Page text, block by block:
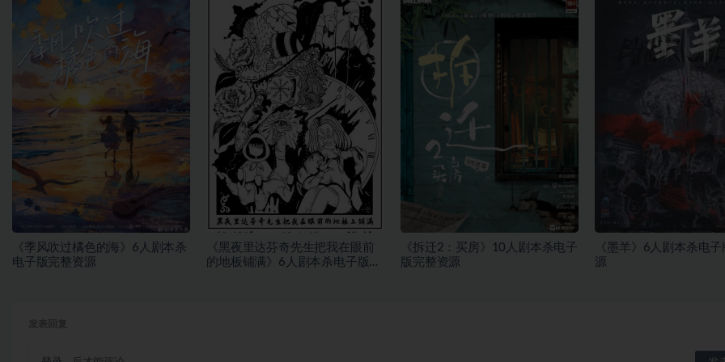
《季风吹过橘色的海》6人剧本杀
电子版完整资源
《黑夜里达芬奇先生把我在眼前
的地板铺满》6人剧本杀电子版完
《拆迁2：买房》10人剧本杀电子
版完整资源
《墨羊》6人剧本杀电
源